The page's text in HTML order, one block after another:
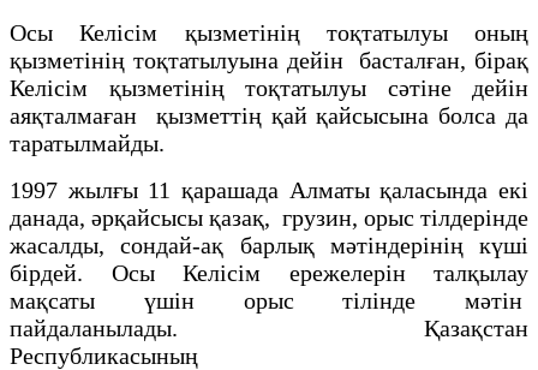
Осы Келісім қызметінің тоқтатылуы оның
қызметінің тоқтатылуына дейін басталған, бірақ
Келісім қызметінің тоқтатылуы сәтіне дейін
аяқталмаған қызметтің қай қайсысына болса да
таратылмайды.
1997 жылғы 11 қарашада Алматы қаласында екі
данада, әрқайсысы қазақ, грузин, орыс тілдерінде
жасалды, сондай-ақ барлық мәтіндерінің күші
бірдей. Осы Келісім ережелерін талқылау
мақсаты үшін орыс тілінде мәтін
пайдаланылады. Қазақстан
Республикасының